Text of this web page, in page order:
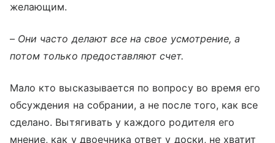
желающим.
– Они часто делают все на свое усмотрение, а
потом только предоставляют счет.
Мало кто высказывается по вопросу во время его
обсуждения на собрании, а не после того, как все
сделано. Вытягивать у каждого родителя его
мнение, как у двоечника ответ у доски, не хватит